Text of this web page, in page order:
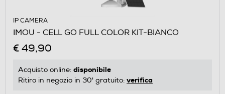
IP CAMERA
IMOU - CELL GO FULL COLOR KIT-BIANCO
€ 49,90
Acquisto online: disponibile
Ritiro in negozio in 30' gratuito: verifica